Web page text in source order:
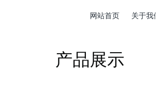
网站首页 关于我
产品展示